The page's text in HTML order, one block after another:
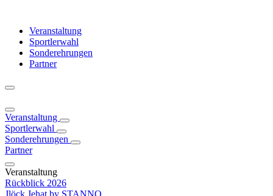
Veranstaltung
Sportlerwahl
Sonderehrungen
Partner
Veranstaltung
Sportlerwahl
Sonderehrungen
Partner
Veranstaltung
Rückblick 2026
Jlöck Jehat by STANNO